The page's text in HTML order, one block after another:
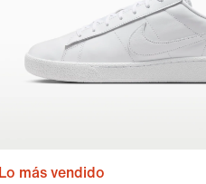
Lo más vendido